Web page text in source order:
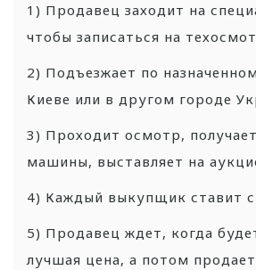
1) Продавец заходит на
чтобы записаться на
2) Подъезжает по
Киеве или в другом городе
3) Проходит осмотр,
машины, выставляет на
4) Каждый выкупщик ставит
5) Продавец ждет, когда
лучшая цена, а потом